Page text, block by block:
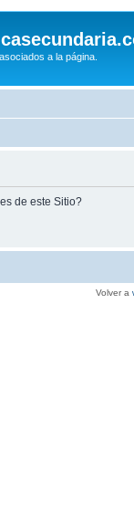
a la página.
de este Sitio?
Volver a